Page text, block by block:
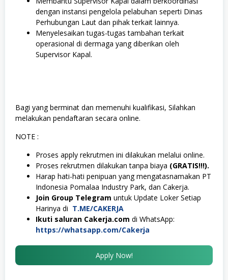
dengan instansi pengelola pelabuhan seperti Dinas
Perhubungan Laut dan pihak terkait lainnya.
Menyelesaikan tugas-tugas tambahan terkait
operasional di dermaga yang diberikan oleh
Supervisor Kapal.
Bagi yang berminat dan memenuhi kualifikasi, Silahkan
melakukan pendaftaran secara online.
NOTE :
Proses apply rekrutmen ini dilakukan melalui online.
Proses rekrutmen dilakukan tanpa biaya (GRATIS!!!).
Harap hati-hati penipuan yang mengatasnamakan PT
Indonesia Pomalaa Industry Park, dan Cakerja.
Join Group Telegram untuk Update Loker Setiap
Harinya di T.ME/CAKERJA
Ikuti saluran Cakerja.com di WhatsApp:
https://whatsapp.com/Cakerja
Apply Now!